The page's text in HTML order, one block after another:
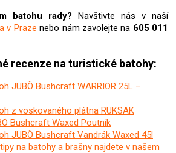
batohu rady? Navštivte nás v naší
v Praze nebo nám zavolejte na 605 011
recenze na turistické batohy:
JUBÖ Bushcraft WARRIOR 25L –
z voskovaného plátna RUKSAK
Bushcraft Waxed Poutník
JUBÖ Bushcraft Vandrák Waxed 45l
na batohy a brašny najdete v našem